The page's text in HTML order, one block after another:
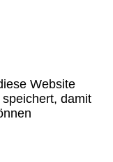
Website
damit